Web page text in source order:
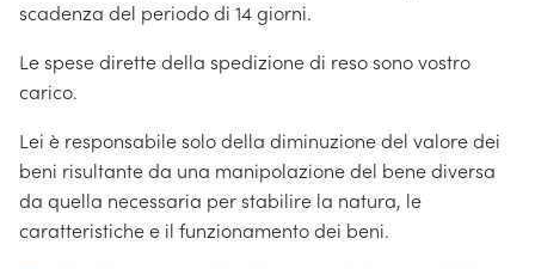
scadenza del periodo di 14 giorni.
Le spese dirette della spedizione di reso sono vostro
carico.
Lei è responsabile solo della diminuzione del valore dei
beni risultante da una manipolazione del bene diversa
da quella necessaria per stabilire la natura, le
caratteristiche e il funzionamento dei beni.